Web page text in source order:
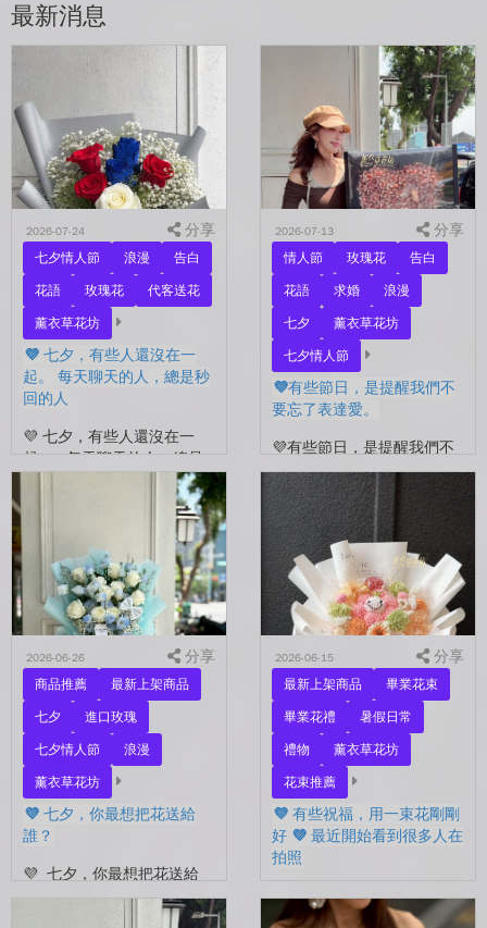
最新消息
2026-07-24 分享
七夕情人節 浪漫
告白
花語
玫瑰花
代客送花
薰衣草花坊
💜 七夕，有些人還沒在一
起。 每天聊天的人，總是秒
回的人
💜 七夕，有些人還沒在一
起。 每天聊天的人，總是
秒回的人， 會記得你愛喝什
麼、喜歡什麼的人。 你們
沒有說過喜歡，卻早已習慣
彼此存在。 七夕快到...
2026-07-13 分享
情人節 玫瑰花
告白
花語
求婚
浪漫
七夕
薰衣草花坊
七夕情人節
💜有些節日，是提醒我們不
要忘了表達愛。
💜有些節日，是提醒我們不
要忘了表達愛。 平常的日
子，總是忙著工作、忙著生
活。 那些想說的謝謝、想
說的辛苦了、想說的我愛
你。 常常就這樣，留到了
下...
2026-06-26 分享
商品推薦
最新上架商品
七夕
進口玫瑰
七夕情人節
浪漫
薰衣草花坊
💜 七夕，你最想把花送給
誰？
💜 七夕，你最想把花送給
誰？ 是陪你走過每一天的
另一半，是一直默默支持你
2026-06-15 分享
最新上架商品
畢業花束
畢業花禮
暑假日常
禮物
薰衣草花坊
花束推薦
💜 有些祝福，用一束花剛剛
好 💜 最近開始看到很多人在
拍照
💜 有些祝福，用一束花剛剛
好 💜 最近開始看到很多人